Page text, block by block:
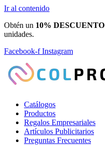
Ir al contenido
Obtén un 10% DESCUENTO
unidades.
Facebook-f Instagram
Catálogos
Productos
Regalos Empresariales
Artículos Publicitarios
Preguntas Frecuentes